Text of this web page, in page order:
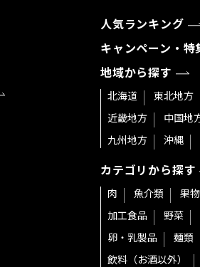
人気ランキング
キャンペーン・特
地域から探す
北海道 東北地方
近畿地方
中国地
九州地方
沖縄
カテゴリから探す
肉 魚介類 果
加工食品
野菜
卵・乳製品
麺類
飲料（お酒以外）